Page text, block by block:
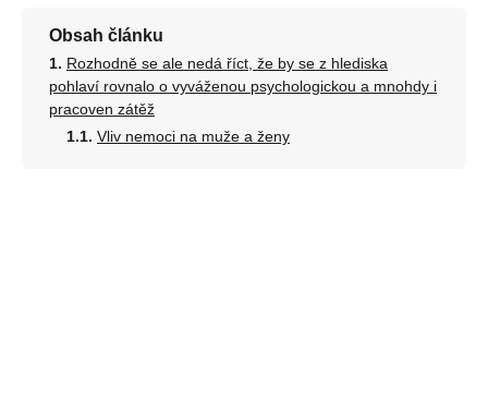
Obsah článku
Rozhodně se ale nedá říct, že by se z hlediska
pohlaví rovnalo o vyváženou psychologickou a mnohdy i
pracoven zátěž
Vliv nemoci na muže a ženy